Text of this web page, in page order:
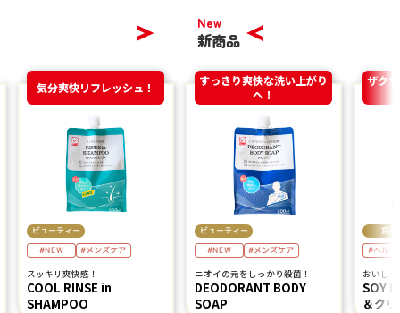
New
新商品
気分爽快リフレッシュ！
ビューティー
#NEW #メンズケア
スッキリ爽快感！
COOL RINSE in
SHAMPOO
すっきり爽快な洗い上がり
へ！
ビューティー
#NEW #メンズケア
ニオイの元をしっかり殺菌！
DEODORANT BODY
SOAP
ザク
食品
#ヘルス
おいし
SOY
＆ク